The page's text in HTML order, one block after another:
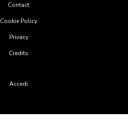
Contact
Cookie Policy
Privacy
Credits
Accedi